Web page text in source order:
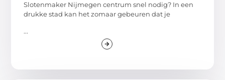
Slotenmaker Nijmegen centrum snel nodig? In een
drukke stad kan het zomaar gebeuren dat je
...